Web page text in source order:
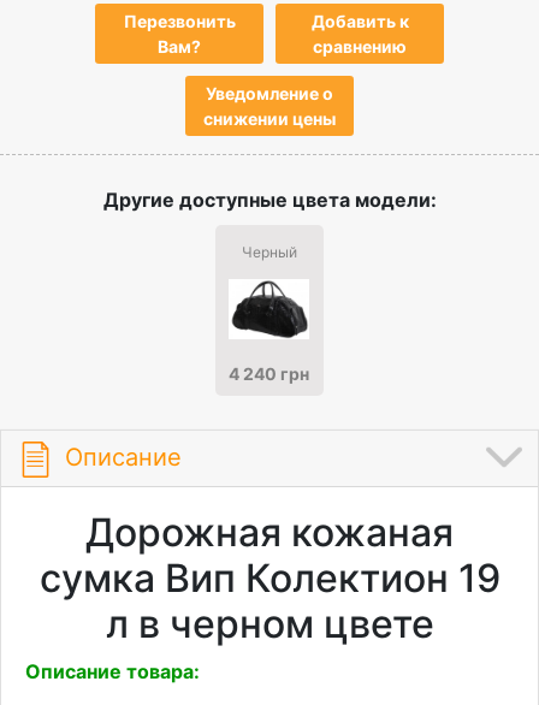
Перезвонить
Вам?
Добавить к
сравнению
Уведомление о
снижении цены
Другие доступные цвета модели:
Черный
4 240 грн
Описание
Дорожная кожаная
сумка Вип Колектион 19
л в черном цвете
Описание товара: